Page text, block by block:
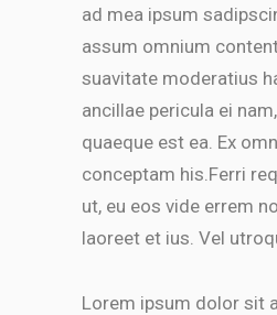
ad mea ipsum
assum omnium
suavitate moderatius
ancillae pericula ei
quaeque est ea. Ex
conceptam his.Ferri
ut, eu eos vide errem
laoreet et ius. Vel
Lorem ipsum dolor sit